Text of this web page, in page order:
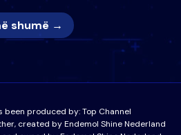
shumë →
been produced by:Top Channel
created by Endemol Shine Nederland